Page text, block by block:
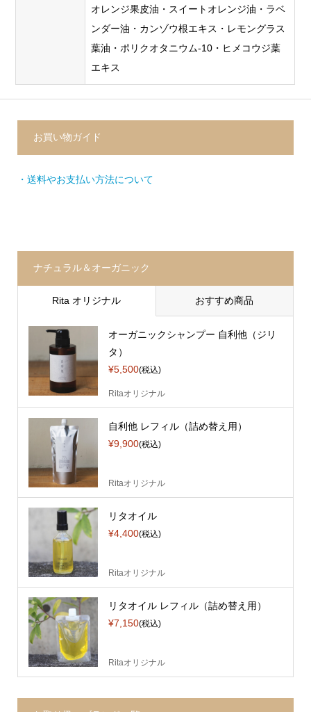
オレンジ果皮油・スイートオレンジ油・ラベ
ンダー油・カンゾウ根エキス・レモングラス
葉油・ポリクオタニウム-10・ヒメコウジ葉
エキス
お買い物ガイド
・送料やお支払い方法について
ナチュラル＆オーガニック
Rita オリジナル おすすめ商品
オーガニックシャンプー 自利他（ジリ
タ）
¥5,500(税込)
Ritaオリジナル
自利他 レフィル（詰め替え用）
¥9,900(税込)
Ritaオリジナル
リタオイル
¥4,400(税込)
Ritaオリジナル
リタオイル レフィル（詰め替え用）
¥7,150(税込)
Ritaオリジナル